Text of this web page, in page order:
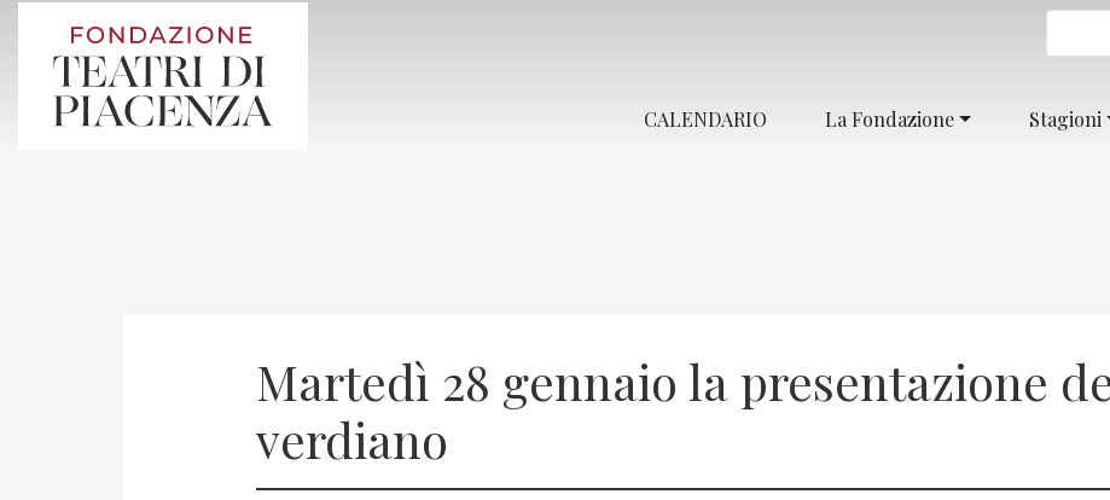
CALENDARIO La Fondazione Stagioni
Martedì 28 gennaio la presentazione
verdiano